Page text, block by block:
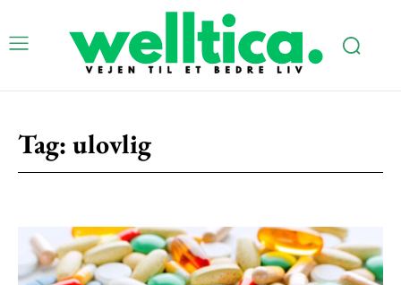
Subscription Plans
Free limited access
Tag: ulovlig